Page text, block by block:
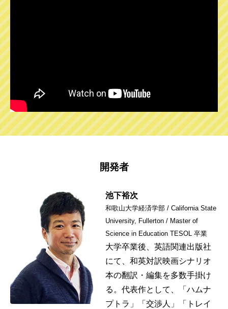
開発者
池下裕次
和歌山大学経済学部 / California State
University, Fullerton / Master of
Science in Education TESOL 卒業
大学卒業後、英語関連出版社
にて、和英対訳映画シナリオ
本の翻訳・編集を多数手掛け
る。代表作として、「ハムナ
プトラ」「交渉人」「トレイ